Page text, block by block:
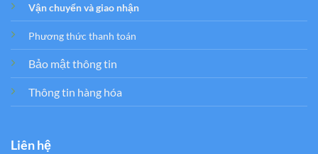
Vận chuyển và giao nhận
Phương thức thanh toán
Bảo mật thông tin
Thông tin hàng hóa
Liên hệ